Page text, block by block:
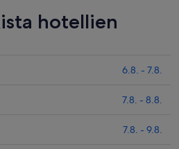
hotellien
6.8. - 7.8.
7.8. - 8.8.
7.8. - 9.8.